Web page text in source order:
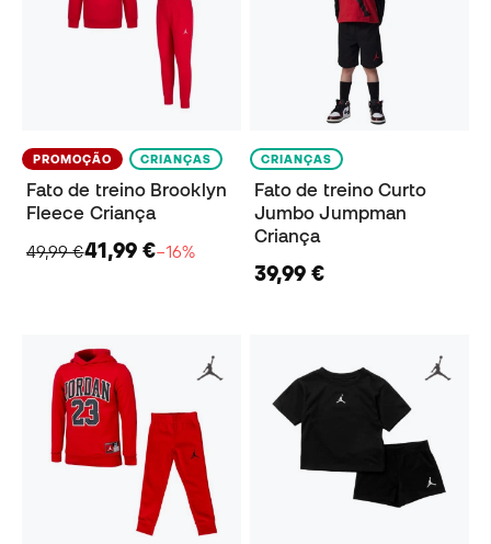
PROMOÇÃO CRIANÇAS
Fato de treino Brooklyn
Fleece Criança
49,99 €41,99 €−16%
CRIANÇAS
Fato de treino Curto
Jumbo Jumpman
Criança
39,99 €